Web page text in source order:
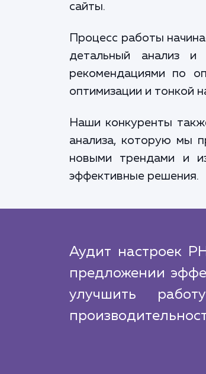
сайты.
Процесс работы
детальный анализ
рекомендациями по
оптимизации и тонкой
Наши конкуренты
анализа, которую мы
новыми трендами и
эффективные решения.
Аудит настроек
предложении
улучшить